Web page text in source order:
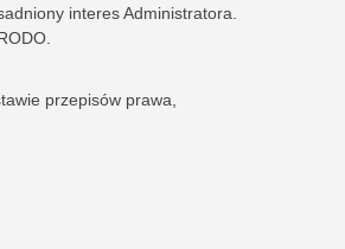
interes Administratora.
przepisów prawa,